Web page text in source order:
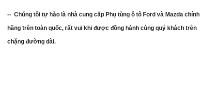
-- Chúng tôi tự hào là nhà cung cấp Phụ tùng ô tô Ford và Mazda chính
hãng trên toàn quốc, rất vui khi được đồng hành cùng quý khách trên
chặng đường dài.